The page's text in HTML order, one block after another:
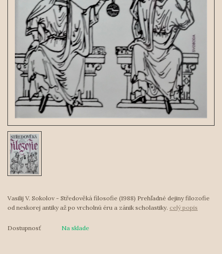
Vasilij V. Sokolov - Středověká filosofie (1988) Prehľadné dejiny filozofie
od neskorej antiky až po vrcholnú éru a zánik scholastiky. celý popis
Dostupnosť Na sklade